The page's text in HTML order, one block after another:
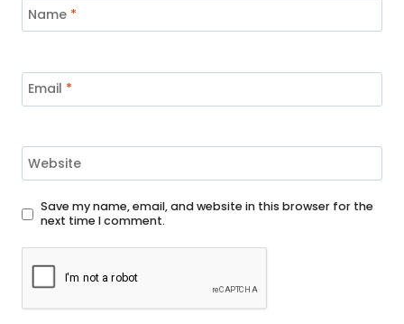
Name *
Email *
Website
Save my name, email, and website in this browser for the
next time I comment.